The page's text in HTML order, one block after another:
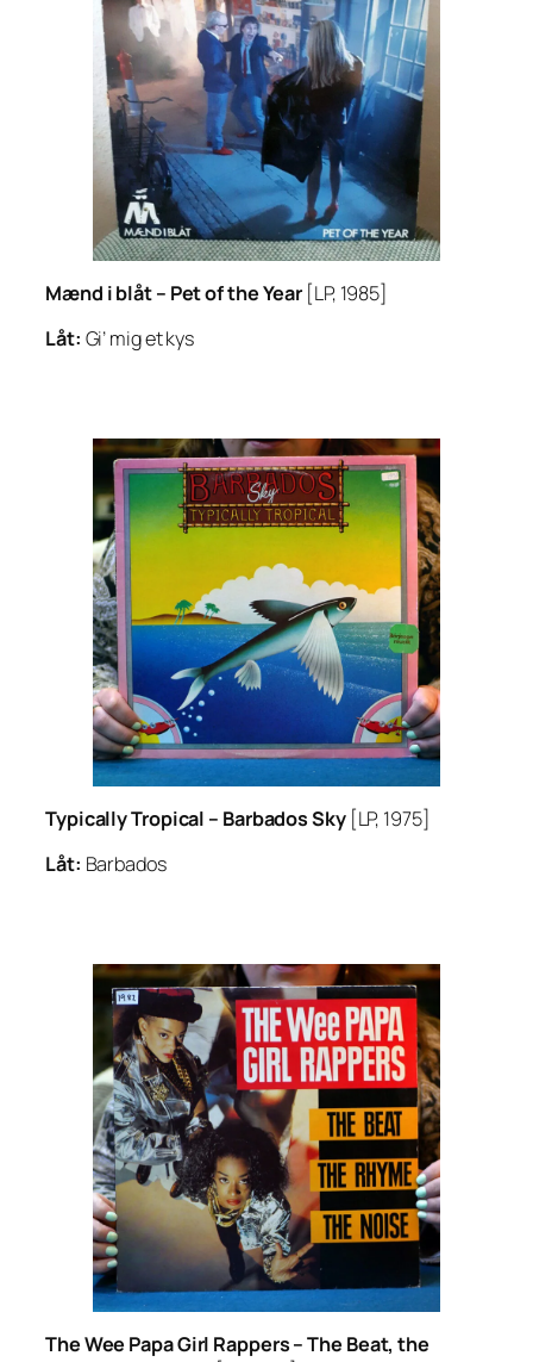
Mænd i blåt – Pet of the Year [LP, 1985]
Låt: Gi’ mig et kys
Typically Tropical – Barbados Sky[LP, 1975]
Låt: Barbados
The Wee Papa Girl Rappers –The Beat, the